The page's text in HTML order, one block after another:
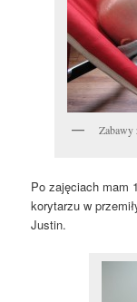
Zabawy
Po zajęciach mam
korytarzu w
Justin.